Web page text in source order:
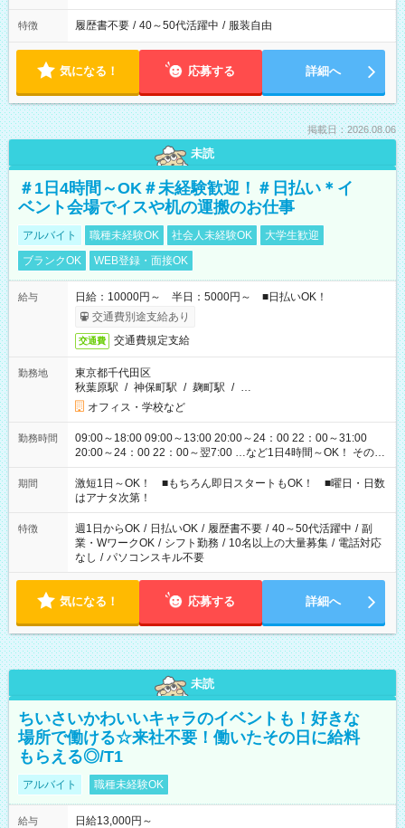
特徴 履歴書不要 / 40～50代活躍中 / 服装自由
気になる！ 応募する 詳細へ
掲載日：2026.08.06
未読
＃1日4時間～OK＃未経験歓迎！＃日払い＊イ
ベント会場でイスや机の運搬のお仕事
アルバイト 職種未経験OK 社会人未経験OK
大学生歓迎
ブランクOK
WEB登録・面接OK
給与
日給：10000円～ 半日：5000円～ ■日払いOK！
交通費別途支給あり
交通費 交通費規定支給
勤務地
東京都千代田区
秋葉原駅 / 神保町駅 / 麹町駅 / …
オフィス・学校など
勤務時間
09:00～18:00 09:00～13:00 20:00～24：00 22：00～31:00
20:00～24：00 22：00～翌7:00 …など1日4時間～OK！ その他
シフトもございます！ お気軽にご相談ください！
期間
激短1日～OK！ ■もちろん即日スタートもOK！ ■曜日・日数
はアナタ次第！
特徴 週1日からOK / 日払いOK / 履歴書不要 / 40～50代活躍中 / 副
業・WワークOK / シフト勤務 / 10名以上の大量募集 / 電話対応
なし / パソコンスキル不要
気になる！ 応募する 詳細へ
未読
ちいさいかわいいキャラのイベントも！好きな
場所で働ける☆来社不要！働いたその日に給料
もらえる◎/T1
アルバイト 職種未経験OK
給与
日給13,000円～